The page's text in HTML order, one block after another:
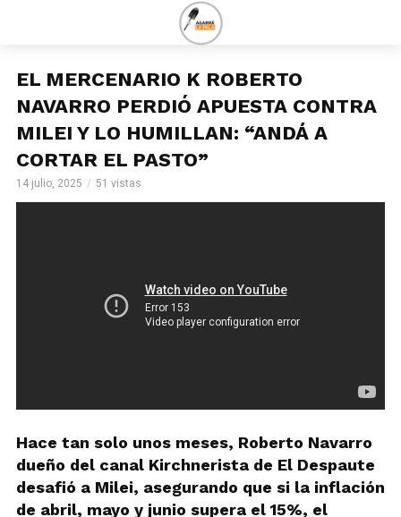
EL MERCENARIO K ROBERTO
NAVARRO PERDIÓ APUESTA CONTRA
MILEI Y LO HUMILLAN: “ANDÁ A
CORTAR EL PASTO”
14 julio, 2025 51 vistas
Hace tan solo unos meses, Roberto Navarro
dueño del canal Kirchnerista de El Despaute
desafió a Milei, asegurando que si la inflación
de abril, mayo y junio supera el 15%, el